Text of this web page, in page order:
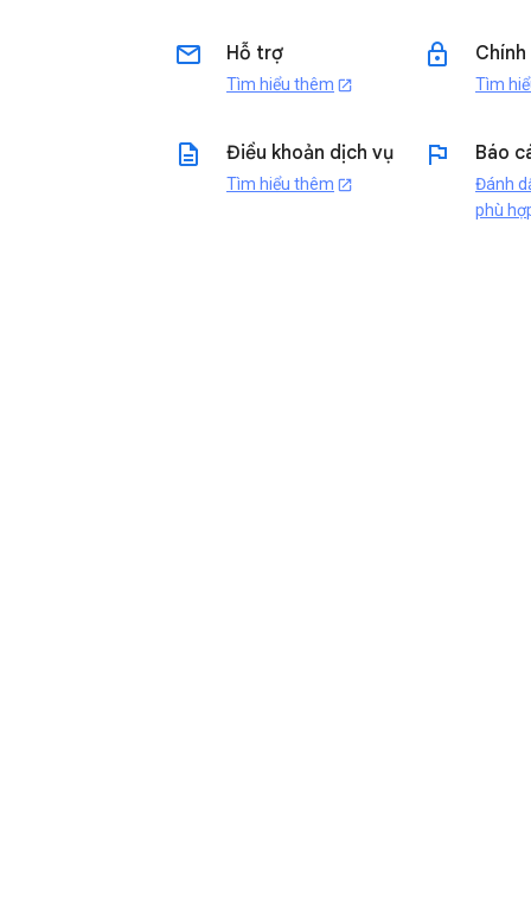
email Hỗ trợ
Tìm hiểu thêm open_in_new
lock
Tìm
description Điều khoản dịch vụ
Tìm hiểu thêm open_in_new
flag Báo
Đánh
phù